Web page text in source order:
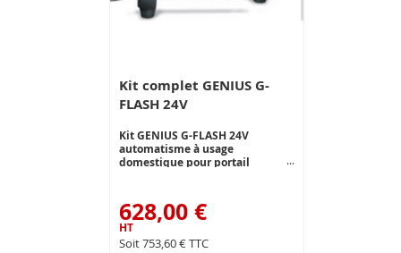
Kit complet GENIUS G-
FLASH 24V
Kit GENIUS G-FLASH 24V
automatisme à usage
domestique pour portail
très robuste et solaire. Le kit 24V
ré-inverse sur obstacles ce qui
facilite la mise en conformité de
l'installation aux normes
628,00 €
753,60 €